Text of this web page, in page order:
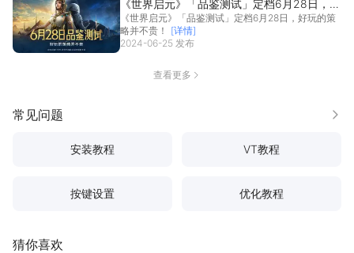
《世界启元》「品鉴测试」定档6月28日，好
玩的策略并不贵！
《世界启元》「品鉴测试」定档6月28日，好玩的策
略并不贵！
[详情]
2024-06-25 发布
查看更多
常见问题 更多
安装教程 VT教程
按键设置 优化教程
猜你喜欢